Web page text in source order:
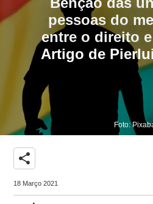
pessoas do
entre o direito
Artigo de
Foto:
share
18 Março 2021